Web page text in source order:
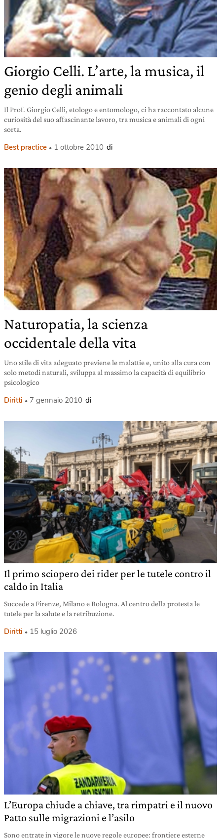
Giorgio Celli. L’arte, la musica, il
genio degli animali
Il Prof. Giorgio Celli, etologo e entomologo, ci ha raccontato alcune
curiosità del suo affascinante lavoro, tra musica e animali di ogni
sorta.
Best practice 1 ottobre 2010 di
Naturopatia, la scienza
occidentale della vita
Uno stile di vita adeguato previene le malattie e, unito alla cura con
solo metodi naturali, sviluppa al massimo la capacità di equilibrio
psicologico
Diritti 7 gennaio 2010 di
Il primo sciopero dei rider per le tutele contro il
caldo in Italia
Succede a Firenze, Milano e Bologna. Al centro della protesta le
tutele per la salute e la retribuzione.
Diritti 15 luglio 2026
L’Europa chiude a chiave, tra rimpatri e il nuovo
Patto sulle migrazioni e l’asilo
Sono entrate in vigore le nuove regole europee: frontiere esterne